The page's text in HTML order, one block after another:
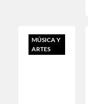
MÚSICA Y
ARTES